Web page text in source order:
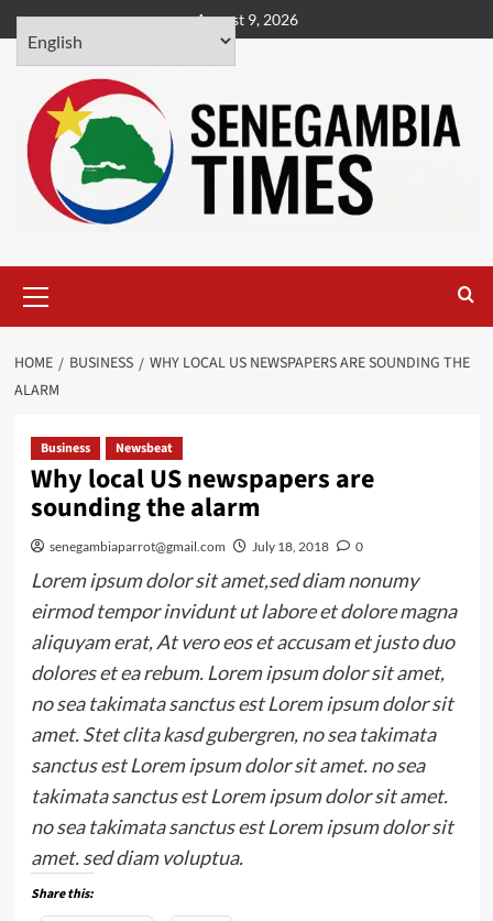
Skip
to
content
August 9, 2026
Menu
HOME BUSINESS
WHY LOCAL US NEWSPAPERS ARE SOUNDING THE
ALARM
Business Newsbeat
Why local US newspapers are
sounding the alarm
senegambiaparrot@gmail.com July 18, 2018 0
Lorem ipsum dolor sit amet,sed diam nonumy
eirmod tempor invidunt ut labore et dolore magna
aliquyam erat, At vero eos et accusam et justo duo
dolores et ea rebum. Lorem ipsum dolor sit amet,
no sea takimata sanctus est Lorem ipsum dolor sit
amet. Stet clita kasd gubergren, no sea takimata
sanctus est Lorem ipsum dolor sit amet. no sea
takimata sanctus est Lorem ipsum dolor sit amet.
no sea takimata sanctus est Lorem ipsum dolor sit
amet. sed diam voluptua.
Share this: